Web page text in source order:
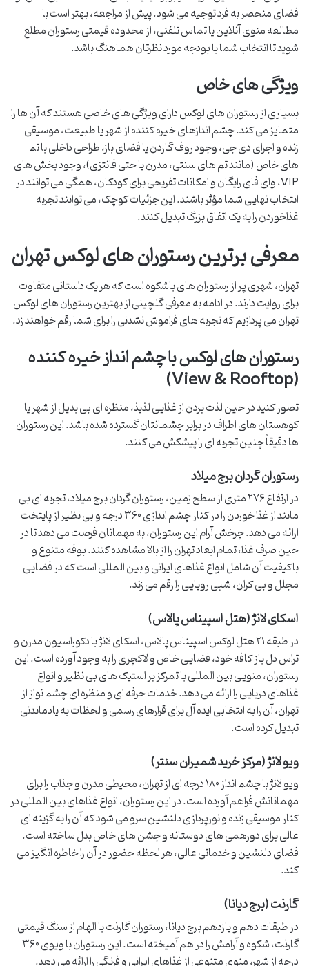
فضای منحصر به فرد توجیه می شود. پیش از مراجعه، بهتر است با
مطالعه منوی آنلاین یا تماس تلفنی، از محدوده قیمتی رستوران مطلع
شوید تا انتخاب شما با بودجه مورد نظرتان هماهنگ باشد.
ویژگی های خاص
بسیاری از رستوران های لوکس دارای ویژگی های خاصی هستند که آن ها را
متمایز می کند. چشم اندازهای خیره کننده از شهر یا طبیعت، موسیقی
زنده و اجرای دی جی، وجود روف گاردن یا فضای باز، طراحی داخلی با تم
های خاص (مانند تم های سنتی، مدرن یا حتی فانتزی)، وجود بخش های
VIP، وای فای رایگان و امکانات تفریحی برای کودکان، همگی می توانند در
انتخاب نهایی شما مؤثر باشند. این جزئیات کوچک، می توانند تجربه
غذاخوردن را به یک اتفاق بزرگ تبدیل کنند.
معرفی برترین رستوران های لوکس تهران
تهران، شهری پر از رستوران های باشکوه است که هر یک داستانی متفاوت
برای روایت دارند. در ادامه به معرفی گلچینی از بهترین رستوران های لوکس
تهران می پردازیم که تجربه های فراموش نشدنی را برای شما رقم خواهند زد.
رستوران های لوکس با چشم انداز خیره کننده
(View & Rooftop)
تصور کنید در حین لذت بردن از غذایی لذیذ، منظره ای بی بدیل از شهر یا
کوهستان های اطراف در برابر چشمانتان گسترده شده باشد. این رستوران
ها دقیقاً چنین تجربه ای را پیشکش می کنند.
رستوران گردان برج میلاد
در ارتفاع ۲۷۶ متری از سطح زمین، رستوران گردان برج میلاد، تجربه ای بی
مانند از غذا خوردن را در کنار چشم اندازی ۳۶۰ درجه و بی نظیر از پایتخت
ارائه می دهد. چرخش آرام این رستوران، به مهمانان فرصت می دهد تا در
حین صرف غذا، تمام ابعاد تهران را از بالا مشاهده کنند. بوفه متنوع و
باکیفیت آن شامل انواع غذاهای ایرانی و بین المللی است که در فضایی
مجلل و بی کران، شبی رویایی را رقم می زند.
اسکای لانژ (هتل اسپیناس پالاس)
در طبقه ۲۱ هتل لوکس اسپیناس پالاس، اسکای لانژ با دکوراسیون مدرن و
تراس دل باز کافه خود، فضایی خاص و لاکچری را به وجود آورده است. این
رستوران، منویی بین المللی با تمرکز بر استیک های بی نظیر و انواع
غذاهای دریایی را ارائه می دهد. خدمات حرفه ای و منظره ای چشم نواز از
تهران، آن را به انتخابی ایده آل برای قرارهای رسمی و لحظات به یادماندنی
تبدیل کرده است.
ویو لانژ (مرکز خرید شمیران سنتر)
ویو لانژ با چشم انداز ۱۸۰ درجه ای از تهران، محیطی مدرن و جذاب را برای
مهمانانش فراهم آورده است. در این رستوران، انواع غذاهای بین المللی در
کنار موسیقی زنده و نورپردازی دلنشین سرو می شود که آن را به گزینه ای
عالی برای دورهمی های دوستانه و جشن های خاص بدل ساخته است.
فضای دلنشین و خدماتی عالی، هر لحظه حضور در آن را خاطره انگیز می
کند.
گارنت (برج دیانا)
در طبقات دهم و یازدهم برج دیانا، رستوران گارنت با الهام از سنگ قیمتی
گارنت، شکوه و آرامش را در هم آمیخته است. این رستوران با ویوی ۳۶۰